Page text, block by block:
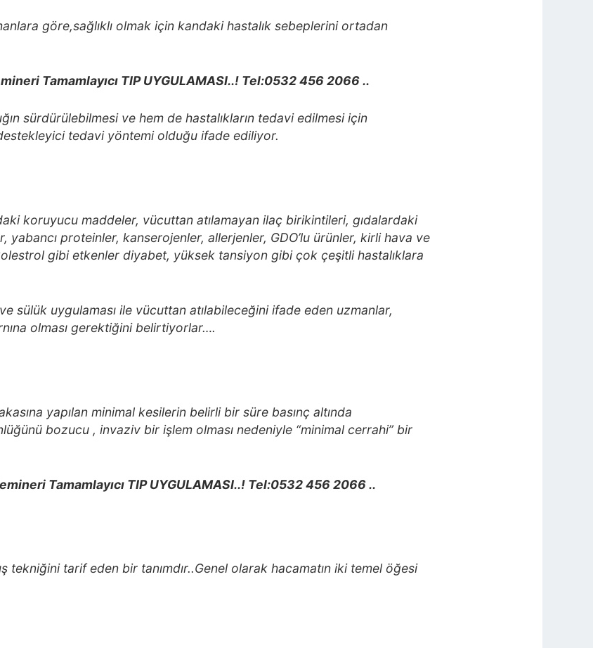
göre,sağlıklı olmak için kandaki hastalık sebeplerini ortadan
Tamamlayıcı TIP UYGULAMASI..! Tel:0532 456 2066 ..
sürdürülebilmesi ve hem de hastalıkların tedavi edilmesi için
tedavi yöntemi olduğu ifade ediliyor.
koruyucu maddeler, vücuttan atılamayan ilaç birikintileri, gıdalardaki
yabancı proteinler, kanserojenler, allerjenler, GDO’lu ürünler, kirli hava ve
gibi etkenler diyabet, yüksek tansiyon gibi çok çeşitli hastalıklara
sülük uygulaması ile vücuttan atılabileceğini ifade eden uzmanlar,
olması gerektiğini belirtiyorlar….
yapılan minimal kesilerin belirli bir süre basınç altında
bozucu , invaziv bir işlem olması nedeniyle “minimal cerrahi” bir
Tamamlayıcı TIP UYGULAMASI..! Tel:0532 456 2066 ..
tekniğini tarif eden bir tanımdır..Genel olarak hacamatın iki temel öğesi